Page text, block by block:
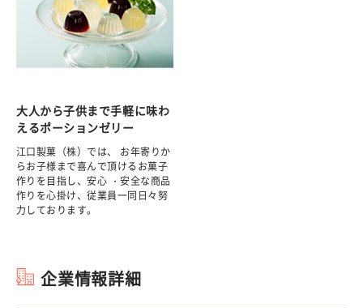
大人から子供まで手軽に味わ
えるポーションゼリー
江口製菓（株）では、 お年寄りか
らお子様まで喜んで頂けるお菓子
作りを目指し、安心 ・安全な商品
作りを心掛け、従業員一同日々努
力しております。
企業情報詳細